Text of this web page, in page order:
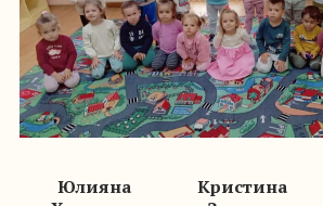
Юлияна
Кристина